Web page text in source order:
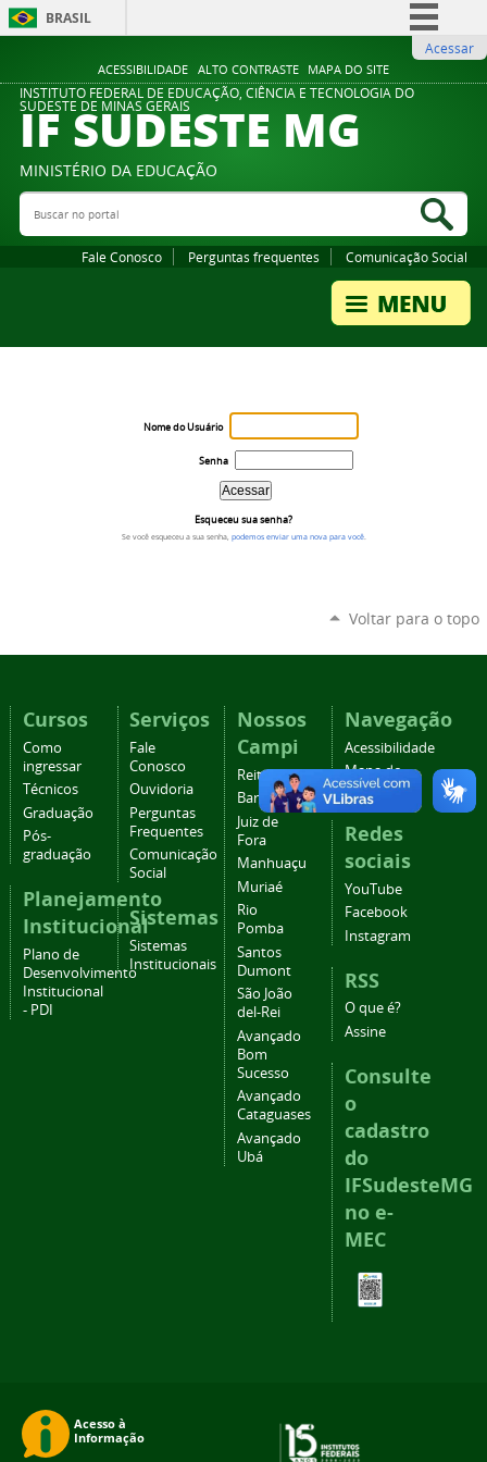
ACESSIBILIDADE ALTO CONTRASTE MAPA DO SITE
BRASIL
Comunica BR
Participe
Legislação
Acessar
INSTITUTO FEDERAL DE EDUCAÇÃO, CIÊNCIA E TECNOLOGIA DO
SUDESTE DE MINAS GERAIS
IF SUDESTE MG
MINISTÉRIO DA EDUCAÇÃO
Buscar no portal
Fale Conosco Perguntas frequentes Comunicação Social
Nome do Usuário
Senha
Esqueceu sua senha?
Se você esqueceu a sua senha, podemos enviar uma nova para você.
Voltar para o topo
Cursos
Como
ingressar
Técnicos
Graduação
Pós-
graduação
Planejamento
Institucional
Plano de
Desenvolvimento
Institucional
- PDI
Serviços
Fale
Conosco
Ouvidoria
Perguntas
Frequentes
Comunicação
Social
Sistemas
Sistemas
Institucionais
Nossos
Campi
Reitoria
Barbacena
Juiz de
Fora
Manhuaçu
Muriaé
Rio
Pomba
Santos
Dumont
São João
del-Rei
Avançado
Bom
Sucesso
Avançado
Cataguases
Avançado
Ubá
Navegação
Acessibilidade
Mapa do
site
Redes
sociais
YouTube
Facebook
Instagram
RSS
O que é?
Assine
Consulte
o
cadastro
do
IFSudesteMG
no e-
MEC